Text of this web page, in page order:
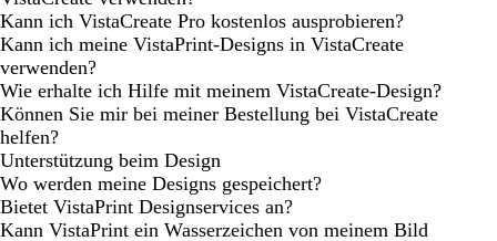
Kann ich VistaCreate Pro kostenlos ausprobieren?
Kann ich meine VistaPrint-Designs in VistaCreate
verwenden?
Wie erhalte ich Hilfe mit meinem VistaCreate-Design?
Können Sie mir bei meiner Bestellung bei VistaCreate
helfen?
Unterstützung beim Design
Wo werden meine Designs gespeichert?
Bietet VistaPrint Designservices an?
Kann VistaPrint ein Wasserzeichen von meinem Bild